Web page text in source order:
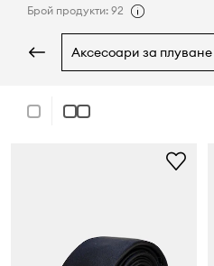
Брой продукти: 92
аксесоари за плуване